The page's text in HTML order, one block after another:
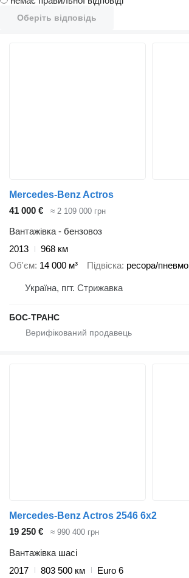
Оберіть відповідь
Mercedes-Benz Actros
41 000 €
≈ 2 109 000 грн
Вантажівка - бензовоз
2013
968 км
Об'єм 14 000 м³ Підвіска ресора/пневмо
Україна, пгт. Стрижавка
БОС-ТРАНС
Mercedes-Benz Actros 2546 6x2
19 250 €
≈ 990 400 грн
Вантажівка шасі
2017
803 500 км
Euro 6